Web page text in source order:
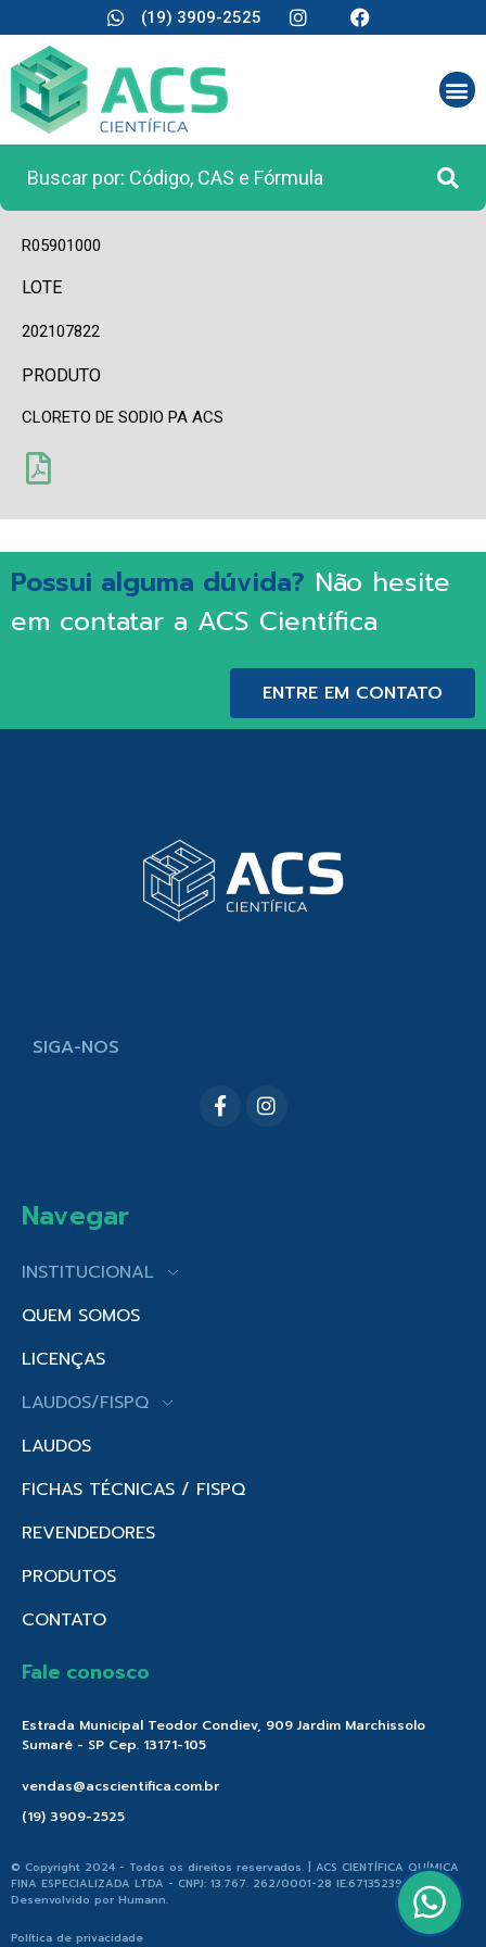
(19) 3909-2525
R05901000
LOTE
202107822
PRODUTO
CLORETO DE SODIO PA ACS
Possui alguma dúvida? Não hesite
em contatar a ACS Científica
ENTRE EM CONTATO
SIGA-NOS
Navegar
INSTITUCIONAL
QUEM SOMOS
LICENÇAS
LAUDOS/FISPQ
LAUDOS
FICHAS TÉCNICAS / FISPQ
REVENDEDORES
PRODUTOS
CONTATO
Fale conosco
Estrada Municipal Teodor Condiev, 909 Jardim Marchissolo
Sumaré - SP Cep. 13171-105
vendas@acscientifica.com.br
(19) 3909-2525
© Copyright 2024 - Todos os direitos reservados. | ACS CIENTÍFICA QUÍMICA
FINA ESPECIALIZADA LTDA - CNPJ: 13.767. 262/0001-28 IE:671352396.176 |
Desenvolvido por Humann.
Política de privacidade